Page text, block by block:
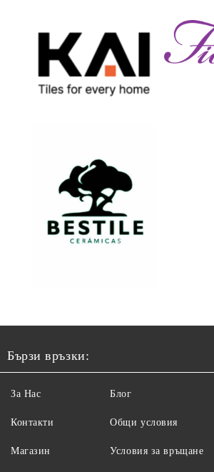
Бързи връзки:
За Нас
Контакти
Магазин
Блог
Общи условия
Условия за връщане